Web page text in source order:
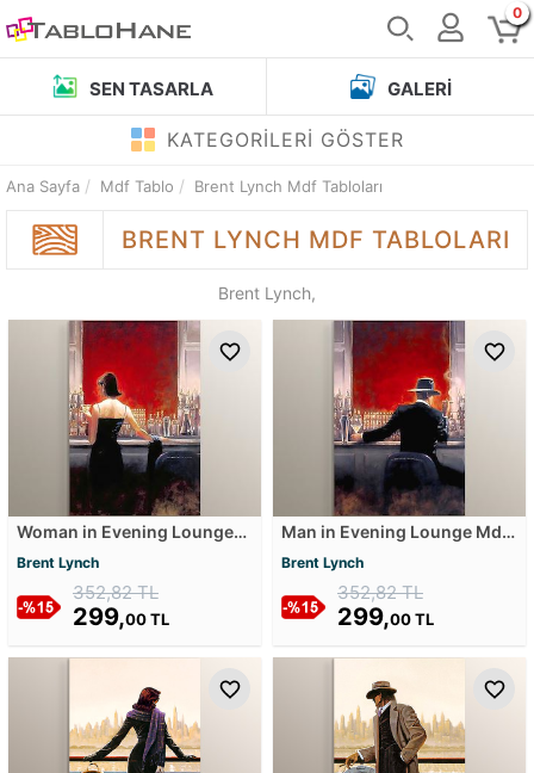
0
SEN TASARLA GALERI
KATEGORİLERİ GÖSTER
Ana Sayfa Mdf Tablo Brent Lynch Mdf Tabloları
BRENT LYNCH MDF TABLOLARI
Brent Lynch,
Woman in Evening Lounge
Brent Lynch
352,82 TL
299,00 TL
Man in Evening Lounge Mdf
Brent Lynch
352,82 TL
299,00 TL